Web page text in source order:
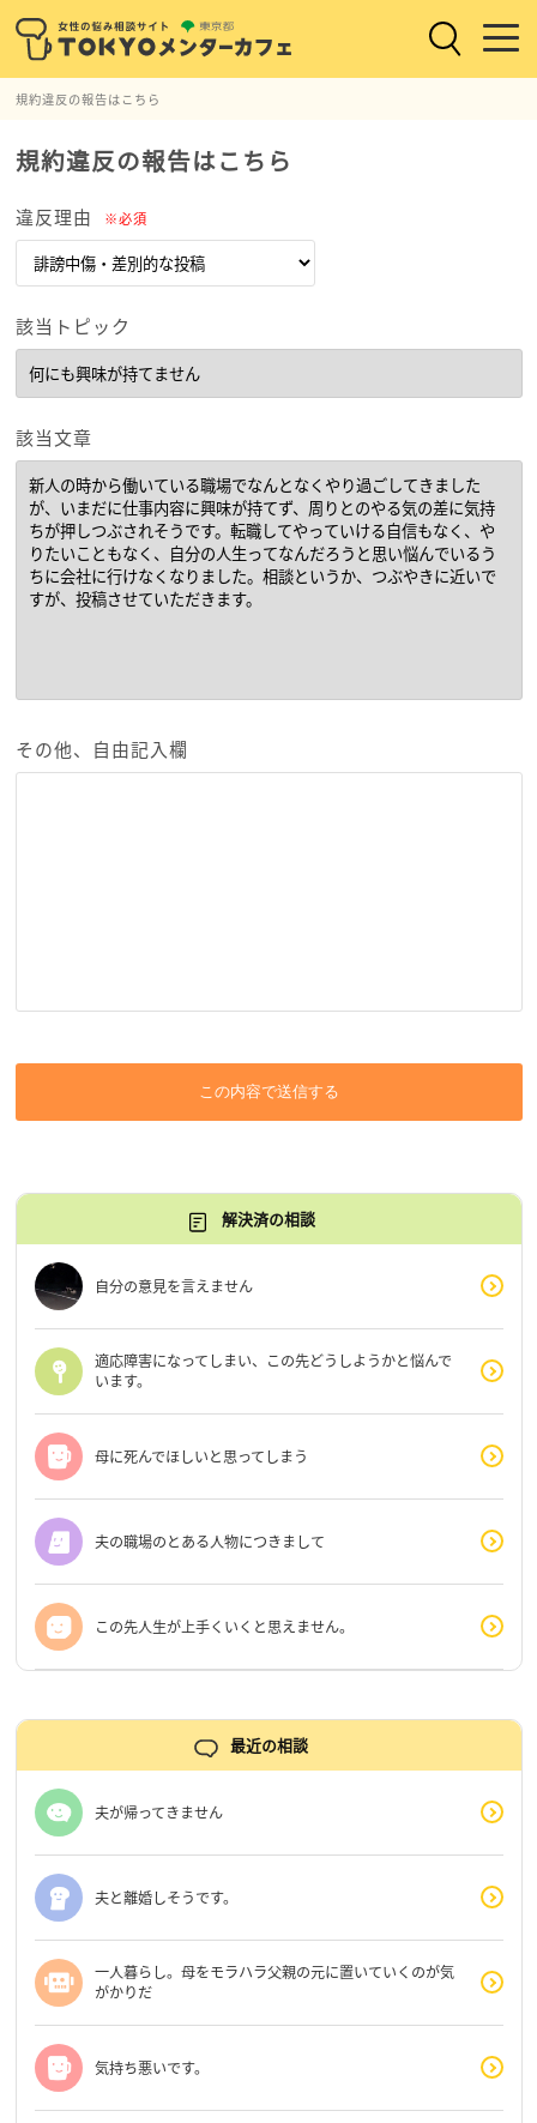
規約違反の報告はこちら
規約違反の報告はこちら
違反理由 ※必須
該当トピック
該当文章
その他、自由記入欄
この内容で送信する
解決済の相談
自分の意見を言えません
適応障害になってしまい、この先どうしようかと悩んで
います。
母に死んでほしいと思ってしまう
夫の職場のとある人物につきまして
この先人生が上手くいくと思えません。
最近の相談
夫が帰ってきません
夫と離婚しそうです。
一人暮らし。母をモラハラ父親の元に置いていくのが気
がかりだ
気持ち悪いです。